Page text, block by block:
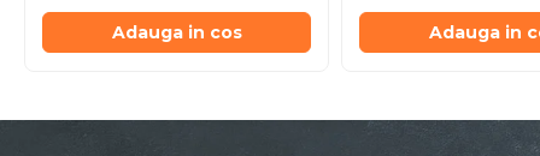
SSD Interne
Memorii
Memorii Laptop
Adauga in cos Adauga in